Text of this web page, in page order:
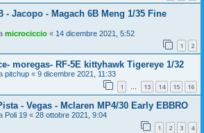
- Jacopo - Magach 6B Meng 1/35 Fine
microciccio « 14 dicembre 2021, 5:52
1 2
moregas- RF-5E kittyhawk Tigereye 1/32
pitchup « 9 dicembre 2021, 11:33
1 … 13 14 15 16
- Vegas - Mclaren MP4/30 Early EBBRO
Poli 19 « 28 ottobre 2021, 9:04
1 2 3 4